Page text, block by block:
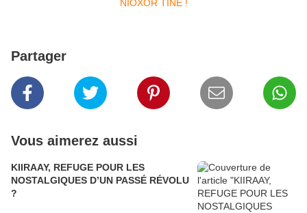
Partager
Vous aimerez aussi
KIIRAAY, REFUGE POUR LES
NOSTALGIQUES D’UN PASSÉ RÉVOLU
?